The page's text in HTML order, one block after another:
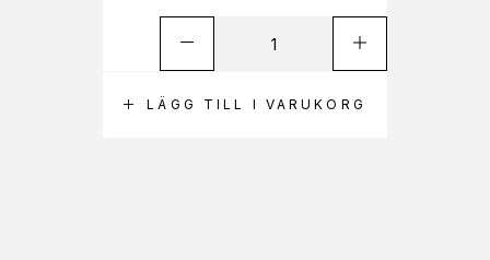
LÄGG TILL I VARUKORG